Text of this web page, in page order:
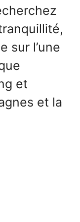
sur l’une
et
et la